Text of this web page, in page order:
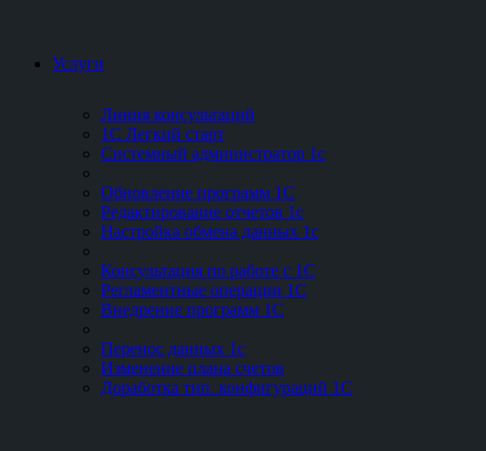
Услуги
Линия консультаций
1С Легкий старт
Системный администратор 1с
Обновление программ 1С
Редактирование отчетов 1с
Настройка обмена данных 1с
Консультация по работе с 1С
Регламентные операции 1С
Внедрение программ 1С
Перенос данных 1с
Изменение плана счетов
Доработка тип. конфигураций 1С